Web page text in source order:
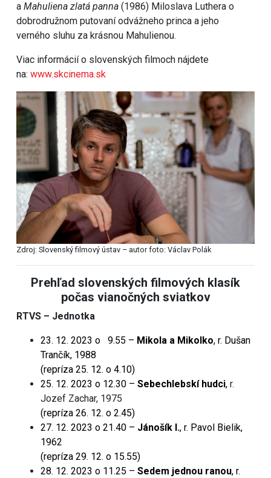
a Mahuliena zlatá panna (1986) Miloslava Luthera o
dobrodružnom putovaní odvážneho princa a jeho
verného sluhu za krásnou Mahulienou.
Viac informácií o slovenských filmoch nájdete
na: www.skcinema.sk
Zdroj: Slovenský filmový ústav – autor foto: Václav Polák
Prehľad slovenských filmových klasík
počas vianočných sviatkov
RTVS – Jednotka
23. 12. 2023 o 9.55 – Mikola a Mikolko, r. Dušan
Trančík, 1988
(repríza 25. 12. o 4.10)
25. 12. 2023 o 12.30 – Sebechlebskí hudci, r.
Jozef Zachar, 1975
(repríza 26. 12. o 2.45)
27. 12. 2023 o 21.40 – Jánošík I., r. Pavol Bielik,
1962
(repríza 29. 12. o 15.55)
28. 12. 2023 o 11.25 – Sedem jednou ranou, r.